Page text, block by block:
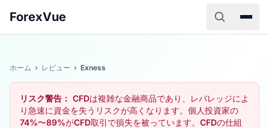
ForexVue
ホーム › レビュー › Exness
リスク警告： CFDは複雑な金融商品であり、レバレッジによ
り急速に資金を失うリスクが高くなります。個人投資家の
74%〜89%がCFD取引で損失を被っています。CFDの仕組